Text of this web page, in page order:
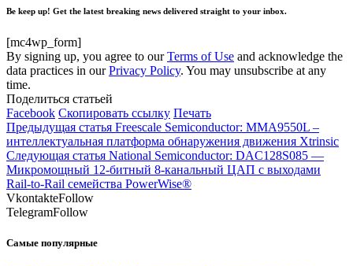
Be keep up! Get the latest breaking news delivered straight to your inbox.
[mc4wp_form]
By signing up, you agree to ourTerms of Use and acknowledge the
data practices in ourPrivacy Policy. You may unsubscribe at any
time.
Поделиться статьей
Facebook Скопировать ссылку Печать
Предыдущая статья Freescale Semiconductor: MMA9550L –
интеллектуальная платформа обнаружения движения Xtrinsic
Следующая статья National Semiconductor: DAC128S085 —
Микромощный 12-битный 8-канальный ЦАП с выходами
Rail-to-Rail семейства PowerWise®
VkontakteFollow
TelegramFollow
Самые популярные